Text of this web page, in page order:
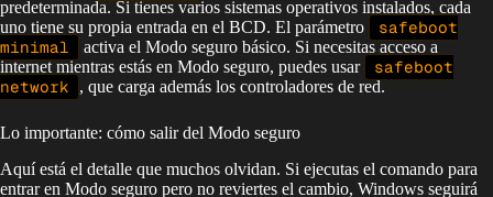
predeterminada. Si tienes varios sistemas operativos instalados, cada
uno tiene su propia entrada en el BCD. El parámetro
safeboot
minimal
activa el Modo seguro básico. Si necesitas acceso a
internet mientras estás en Modo seguro, puedes usar
safeboot
network
, que carga además los controladores de red.
Lo importante: cómo salir del Modo seguro
Aquí está el detalle que muchos olvidan. Si ejecutas el comando para
entrar en Modo seguro pero no reviertes el cambio, Windows seguirá